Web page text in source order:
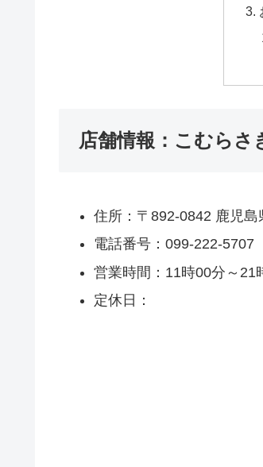
店舗情報：こむらさ
住所：〒892-0842 鹿児
電話番号：099-222-5707
営業時間：11時00分～21
定休日：